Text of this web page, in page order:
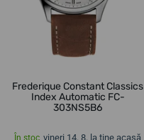
Frederique Constant Classics
Index Automatic FC-
303NS5B6
În stoc vineri 14. 8. la tine acasă